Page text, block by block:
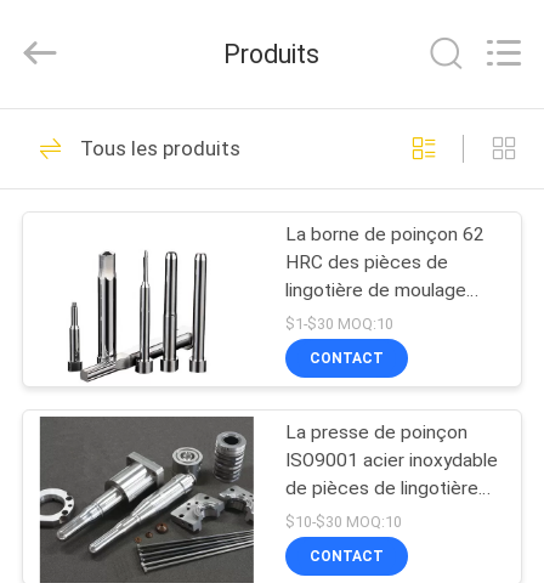
MAISON
PRODUITS
SUJET
NOUS
VISITE
D'USINE
Baitong
Precision
Co.,Ltd.
Reserved.
Pièces en plastique
de moulage par
injection
29
Pièces de moule de
précision
26
Produits
Tous les produits
La borne de poinçon 62
HRC des pièces de
lingotière de moulage
mécanique sous pression
rectifiant le processus
$1-$30 MOQ:10
CONTACT
La presse de poinçon
ISO9001 acier inoxydable
de pièces de lingotière
de moulage mécanique
sous pression
$10-$30 MOQ:10
CONTACT